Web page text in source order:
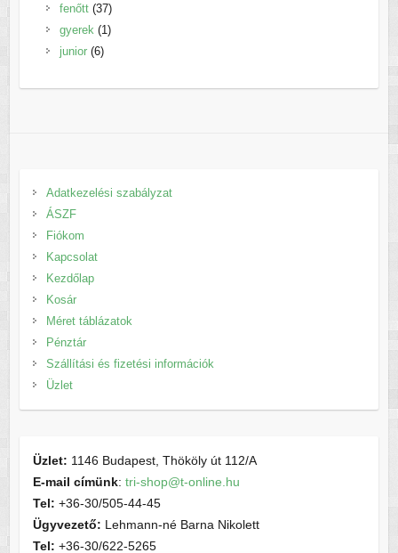
fenőtt 3737
termék
gyerek 11
junior 66
Adatkezelési szabályzat
ÁSZF
Fiókom
Kapcsolat
Kezdőlap
Kosár
Méret táblázatok
Pénztár
Szállítási és fizetési információk
Üzlet
Üzlet: 1146 Budapest, Thököly út 112/A
E-mail címünk: tri-shop@t-online.hu
Tel: +36-30/505-44-45
Ügyvezető: Lehmann-né Barna Nikolett
Tel: +36-30/622-5265